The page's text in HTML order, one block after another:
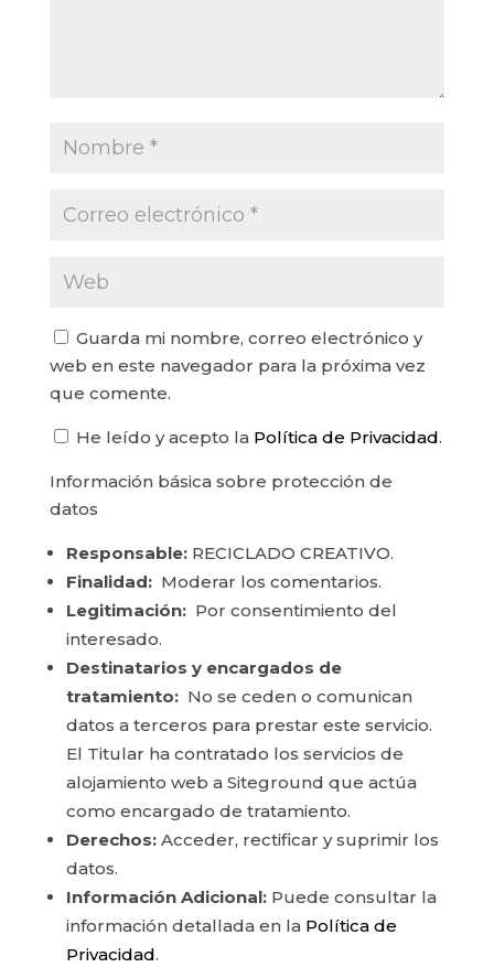
Guarda mi nombre, correo electrónico y
web en este navegador para la próxima vez
que comente.
He leído y acepto la Política de Privacidad.
Información básica sobre protección de
datos
Responsable:RECICLADO CREATIVO.
Finalidad:Moderar los comentarios.
Legitimación:Por consentimiento del
interesado.
Destinatarios y encargados de
tratamiento:No se ceden o comunican
datos a terceros para prestar este servicio.
El Titular ha contratado los servicios de
alojamiento web a Siteground que actúa
como encargado de tratamiento.
Derechos:Acceder, rectificar y suprimir los
datos.
Información Adicional:Puede consultar la
información detallada en la Política de
Privacidad.